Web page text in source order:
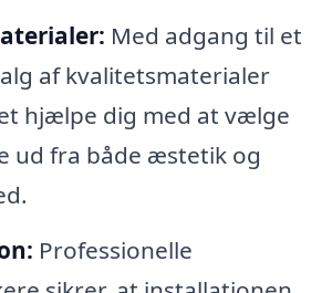
Med adgang til et
af kvalitetsmaterialer
hjælpe dig med at vælge
ud fra både æstetik og
Professionelle